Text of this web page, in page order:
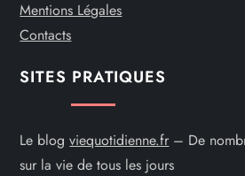
e
Mentions Légales
Contacts
SITES PRATIQUES
Le blogviequotidienne.fr – De
sur la vie de tous les jours